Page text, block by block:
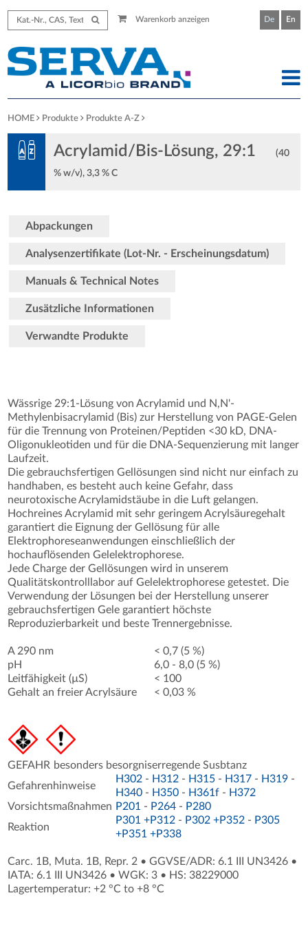
Warenkorb anzeigen De En
HOME Produkte Produkte A-Z
Acrylamid/Bis-Lösung, 29:1
(40
% w/v), 3,3 % C
Abpackungen
Analysenzertifikate (Lot-Nr. - Erscheinungsdatum)
Manuals & Technical Notes
Zusätzliche Informationen
Verwandte Produkte
Wässrige 29:1-Lösung von Acrylamid und N,N'-
Methylenbisacrylamid (Bis) zur Herstellung von PAGE-Gelen
für die Trennung von Proteinen/Peptiden <30 kD, DNA-
Oligonukleotiden und für die DNA-Sequenzierung mit langer
Laufzeit.
Die gebrauchsfertigen Gellösungen sind nicht nur einfach zu
handhaben, es besteht auch keine Gefahr, dass
neurotoxische Acrylamidstäube in die Luft gelangen.
Hochreines Acrylamid mit sehr geringem Acrylsäuregehalt
garantiert die Eignung der Gellösung für alle
Elektrophoreseanwendungen einschließlich der
hochauflösenden Gelelektrophorese.
Jede Charge der Gellösungen wird in unserem
Qualitätskontrolllabor auf Gelelektrophorese getestet. Die
Verwendung der Lösungen bei der Herstellung unserer
gebrauchsfertigen Gele garantiert höchste
Reproduzierbarkeit und beste Trennergebnisse.
A 290 nm
pH
Leitfähigkeit (µS)
Gehalt an freier Acrylsäure
< 0,7 (5 %)
6,0 - 8,0 (5 %)
< 100
< 0,03 %
GEFAHR besonders besorgniserregende Susbtanz
Gefahrenhinweise
H302 - H312 - H315 - H317 - H319 -
H340 - H350 - H361f - H372
Vorsichtsmaßnahmen P201 - P264 - P280
Reaktion
P301 +P312 - P302 +P352 - P305
+P351 +P338
Carc. 1B, Muta. 1B, Repr. 2 •GGVSE/ADR: 6.1 III UN3426 •
IATA: 6.1 III UN3426 •WGK: 3 • HS: 38229000
Lagertemperatur: +2 °C to +8 °C